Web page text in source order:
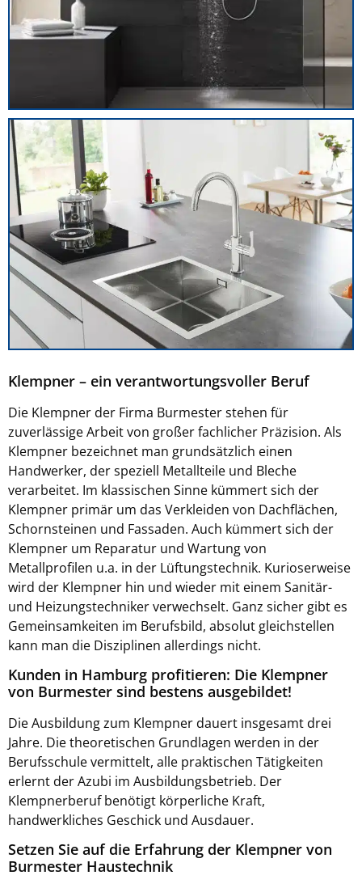
Klempner – ein verantwortungsvoller Beruf
Die Klempner der Firma Burmester stehen für
zuverlässige Arbeit von großer fachlicher Präzision. Als
Klempner bezeichnet man grundsätzlich einen
Handwerker, der speziell Metallteile und Bleche
verarbeitet. Im klassischen Sinne kümmert sich der
Klempner primär um das Verkleiden von Dachflächen,
Schornsteinen und Fassaden. Auch kümmert sich der
Klempner um Reparatur und Wartung von
Metallprofilen u.a. in der Lüftungstechnik. Kurioserweise
wird der Klempner hin und wieder mit einem Sanitär-
und Heizungstechniker verwechselt. Ganz sicher gibt es
Gemeinsamkeiten im Berufsbild, absolut gleichstellen
kann man die Disziplinen allerdings nicht.
Kunden in Hamburg profitieren: Die Klempner
von Burmester sind bestens ausgebildet!
Die Ausbildung zum Klempner dauert insgesamt drei
Jahre. Die theoretischen Grundlagen werden in der
Berufsschule vermittelt, alle praktischen Tätigkeiten
erlernt der Azubi im Ausbildungsbetrieb. Der
Klempnerberuf benötigt körperliche Kraft,
handwerkliches Geschick und Ausdauer.
Setzen Sie auf die Erfahrung der Klempner von
Burmester Haustechnik